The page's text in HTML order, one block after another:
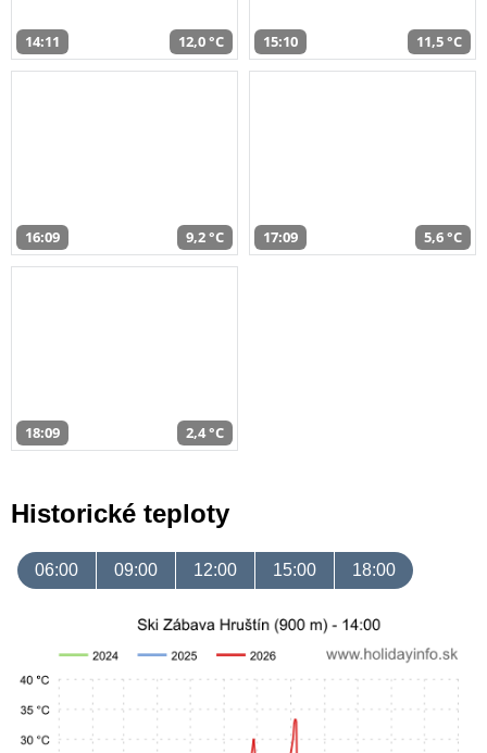
14:11 12,0 °C 15:10 11,5 °C
16:09 9,2 °C 17:09 5,6 °C
18:09 2,4 °C
Historické teploty
06:00 09:00 12:00 15:00 18:00